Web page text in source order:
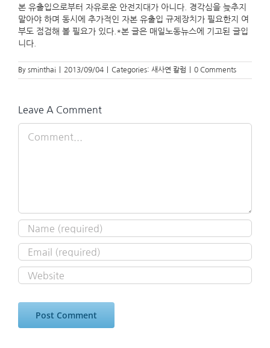
본 유출입으로부터 자유로운 안전지대가 아니다. 경각심을 늦추지
말아야 하며 동시에 추가적인 자본 유출입 규제장치가 필요한지 여
부도 점검해 볼 필요가 있다.*본 글은 매일노동뉴스에 기고된 글입
니다.
By sminthai 2013/09/04 Categories: 새사연 칼럼 0 Comments
Leave A Comment